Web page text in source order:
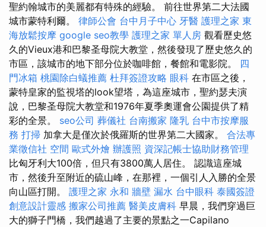
聖約翰城市的美麗都有特殊的經驗。 前往世界第二大法國
城市蒙特利爾。 律師公會 台中月子中心 牙醫 護理之家 東
海放鬆按摩 google seo教學 護理之家 單人房 觀看歷史悠
久的Vieux港和巴黎圣母院大教堂，然後發現了歷史悠久的
市區，該城市的地下部分位於咖啡館，餐館和電影院。 四
門冰箱 桃園除白蟻推薦 杜拜簽證攻略 眼科 在市區之後，
蒙特皇家的監視塔的look望塔，為這座城市，聖約瑟夫演
說，巴黎圣母院大教堂和1976年夏季奧運會公園提供了精
彩的全景。 seo公司 葬儀社 台南搬家 隆乳 台中市按摩服
務 打掃 加拿大是僅次於俄羅斯的世界第二大國家。 合法專
業徵信社 空間 歐式外燴 辦護照 資深記帳士協助財務管理
比匈牙利大100倍，但只有3800萬人居住。 認識這座城
市，然後升至附近的硫山峰，在那裡，一個引人入勝的全景
向山區打開。 護理之家 永和 牆壁 漏水 台中眼科 泰國簽證
創意設計靈感 搬家公司推薦 醫美皮膚科 早晨，我們穿過巨
大的獅子門橋，我們越過了主要的景點之一Capilano